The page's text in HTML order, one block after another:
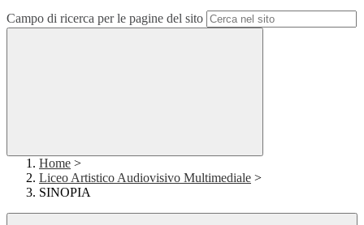
Campo di ricerca per le pagine del sito
Home >
Liceo Artistico Audiovisivo Multimediale >
SINOPIA